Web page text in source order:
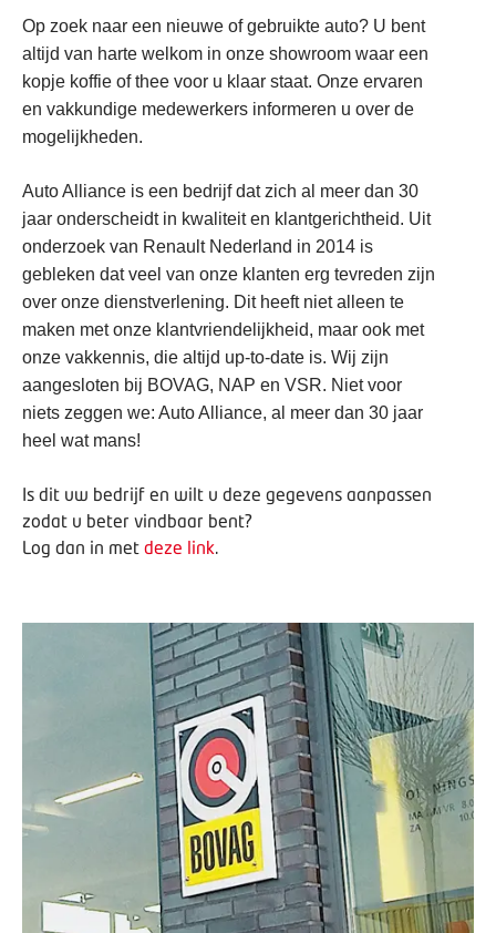
Op zoek naar een nieuwe of gebruikte auto? U bent
altijd van harte welkom in onze showroom waar een
kopje koffie of thee voor u klaar staat. Onze ervaren
en vakkundige medewerkers informeren u over de
mogelijkheden.
Auto Alliance is een bedrijf dat zich al meer dan 30
jaar onderscheidt in kwaliteit en klantgerichtheid. Uit
onderzoek van Renault Nederland in 2014 is
gebleken dat veel van onze klanten erg tevreden zijn
over onze dienstverlening. Dit heeft niet alleen te
maken met onze klantvriendelijkheid, maar ook met
onze vakkennis, die altijd up-to-date is. Wij zijn
aangesloten bij BOVAG, NAP en VSR. Niet voor
niets zeggen we: Auto Alliance, al meer dan 30 jaar
heel wat mans!
Is dit uw bedrijf en wilt u deze gegevens aanpassen
zodat u beter vindbaar bent?
Log dan in met deze link.